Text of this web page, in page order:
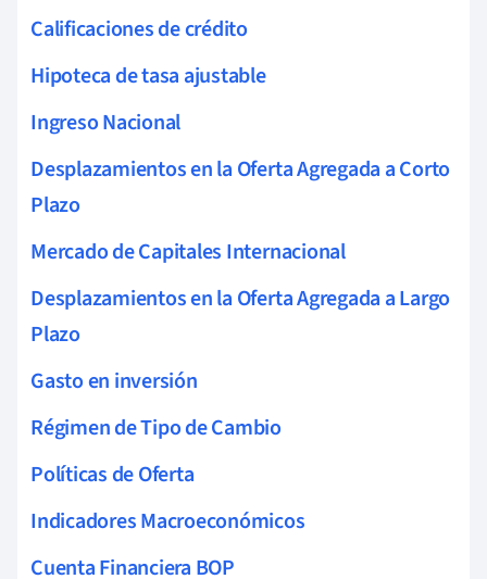
Calificaciones de crédito
Hipoteca de tasa ajustable
Ingreso Nacional
Desplazamientos en la Oferta Agregada a Corto
Plazo
Mercado de Capitales Internacional
Desplazamientos en la Oferta Agregada a Largo
Plazo
Gasto en inversión
Régimen de Tipo de Cambio
Políticas de Oferta
Indicadores Macroeconómicos
Cuenta Financiera BOP